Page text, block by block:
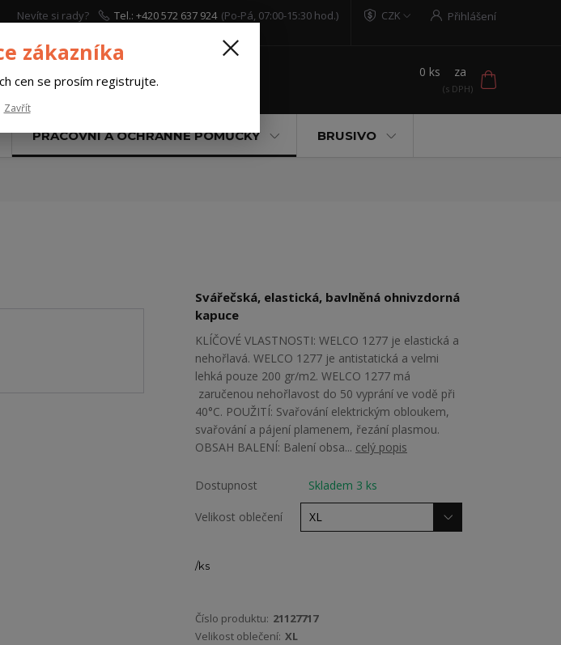
CZK Přihlášení
Nevíte si rady?
Tel.: +420 572 637 924 (Po-Pá, 07:00-15:30 hod.)
0 ks za
PRACOVNÍ A OCHRANNÉ POMŮCKY BRUSIVO
Svářečská, elastická, bavlněná ohnivzdorná
kapuce
KLÍČOVÉ VLASTNOSTI: WELCO 1277 je elastická a
nehořlavá. WELCO 1277 je antistatická a velmi
lehká pouze 200 gr/m2. WELCO 1277 má
zaručenou nehořlavost do 50 vyprání ve vodě při
40°C. POUŽITÍ: Svařování elektrickým obloukem,
svařování a pájení plamenem, řezání plasmou.
OBSAH BALENÍ: Balení obsa... celý popis
Dostupnost Skladem 3 ks
Velikost oblečení
/ks
Číslo produktu: 21127717
Velikost oblečení: XL
zákazníka
cen se prosím registrujte.
Zavřít